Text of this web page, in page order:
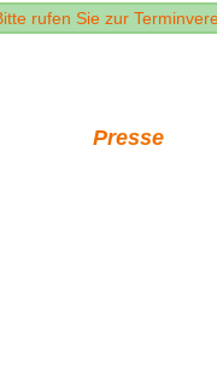
rufen Sie zur
Presse